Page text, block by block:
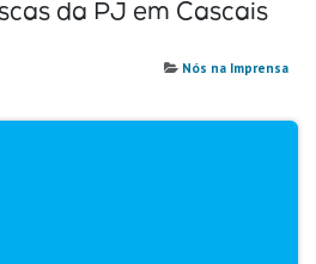
da PJ em Cascais
Nós na Imprensa